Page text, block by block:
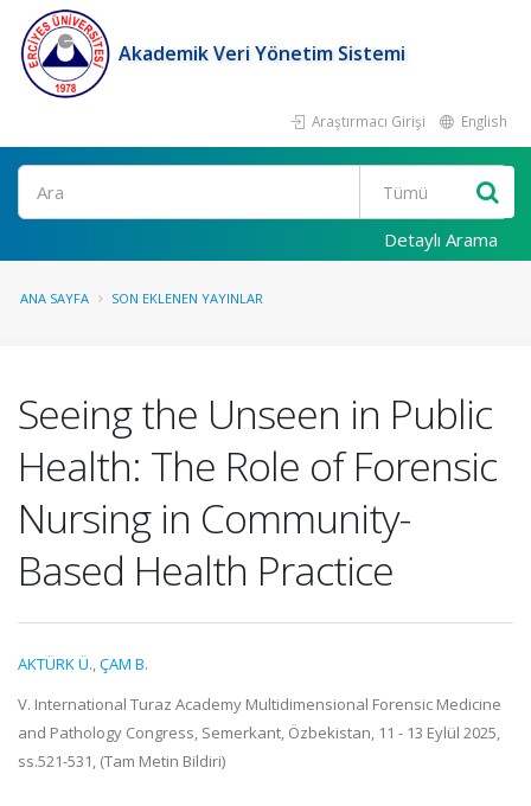
Akademik Veri Yönetim Sistemi
Araştırmacı Girişi English
Ara
Detaylı Arama
ANA SAYFA SON EKLENEN YAYINLAR
Seeing the Unseen in Public
Health: The Role of Forensic
Nursing in Community-
Based Health Practice
AKTÜRK Ü.,ÇAM B.
V. International Turaz Academy Multidimensional Forensic Medicine
and Pathology Congress, Semerkant, Özbekistan, 11 - 13 Eylül 2025,
ss.521-531, (Tam Metin Bildiri)